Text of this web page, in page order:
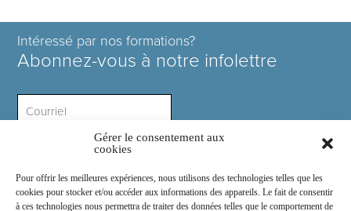
Gérer le consentement aux
cookies
Pour offrir les meilleures expériences, nous utilisons des technologies telles que les
cookies pour stocker et/ou accéder aux informations des appareils. Le fait de consentir
à ces technologies nous permettra de traiter des données telles que le comportement de
Intéressé par nos formations?
Abonnez-vous à notre infolettre